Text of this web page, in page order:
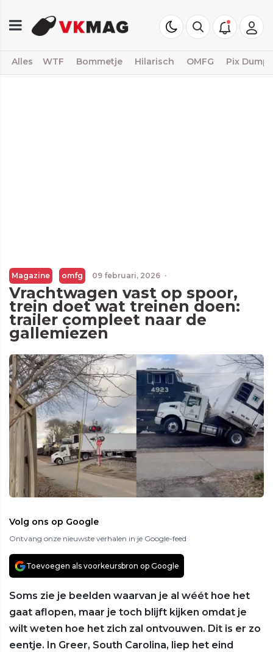
Alles WTF Bommetje Hilarisch OMFG Pix Dump
Magazine omfg 09 februari, 2026 ·
Vrachtwagen vast op spoor,
trein doet wat treinen doen:
trailer compleet naar de
gallemiezen
Volg ons op Google
Ontvang onze nieuwste verhalen in je Google-feed
Toevoegen als voorkeursbron op Google
Soms zie je beelden waarvan je al wéét hoe het
gaat aflopen, maar je toch blijft kijken omdat je
wilt weten hoe het zich zal ontvouwen. Dit is er zo
eentje. In Greer, South Carolina, liep het eind